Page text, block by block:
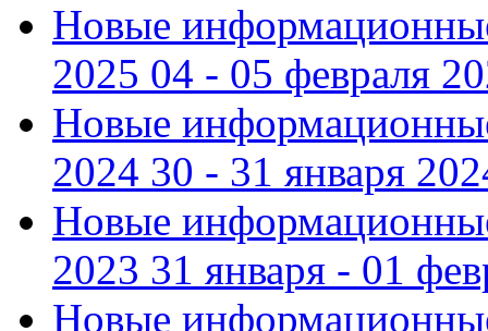
Новые
2025 04 - 05 февраля
Новые
2024 30 - 31 января
Новые
2023 31 января - 01
Новые